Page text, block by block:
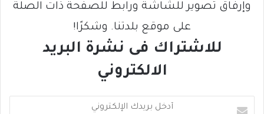
وإرفاق تصوير للشاشة ورابط للصفحة ذات الصلة
على موقع بلدتنا. وشكرًا!
للاشتراك فى نشرة البريد
الالكتروني